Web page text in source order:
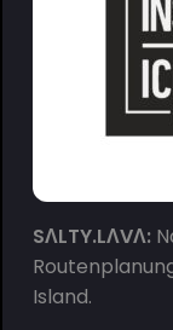
SΛLTY.LΛVΛ:
Island.